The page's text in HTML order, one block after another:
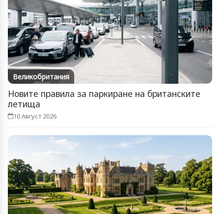
Великобритания
Новите правила за паркиране на британските
летища
10 Август 2026